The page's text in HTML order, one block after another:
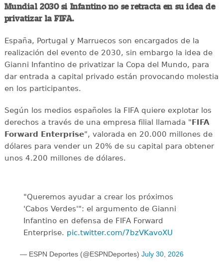
Mundial 2030 si Infantino no se retracta en su idea de
privatizar la FIFA.
España, Portugal y Marruecos son encargados de la
realización del evento de 2030, sin embargo la idea de
Gianni Infantino de privatizar la Copa del Mundo, para
dar entrada a capital privado están provocando molestia
en los participantes.
Según los medios españoles la FIFA quiere explotar los
derechos a través de una empresa filial llamada "FIFA
Forward Enterprise", valorada en 20.000 millones de
dólares para vender un 20% de su capital para obtener
unos 4.200 millones de dólares.
"Queremos ayudar a crear los próximos
'Cabos Verdes'": el argumento de Gianni
Infantino en defensa de FIFA Forward
Enterprise. pic.twitter.com/7bzVKavoXU
— ESPN Deportes (@ESPNDeportes) July 30, 2026